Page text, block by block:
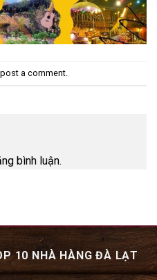
post a comment
bình luận.
10 NHÀ HÀNG ĐÀ LẠT